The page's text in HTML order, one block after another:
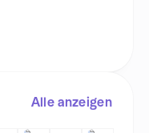
Alle anzeigen